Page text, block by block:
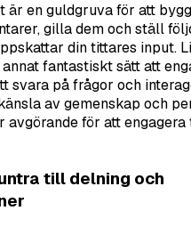
är en guldgruva för att
gilla dem och ställ
din tittares input.
fantastiskt sätt att
svara på frågor och
av gemenskap och
avgörande för att
till delning och